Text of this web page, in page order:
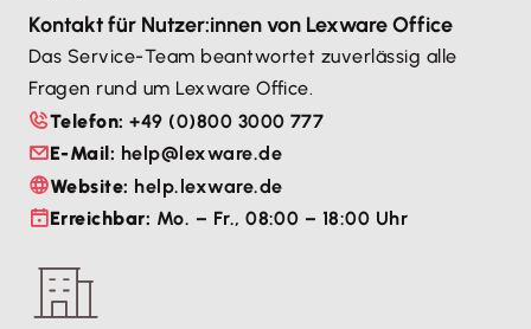
Kontakt für Nutzer:innen von Lexware Office
Das Service-Team beantwortet zuverlässig alle
Fragen rund um Lexware Office.
Telefon: +49 (0)800 3000 777
E-Mail: help@lexware.de
Website: help.lexware.de
Erreichbar: Mo. – Fr., 08:00 – 18:00 Uhr